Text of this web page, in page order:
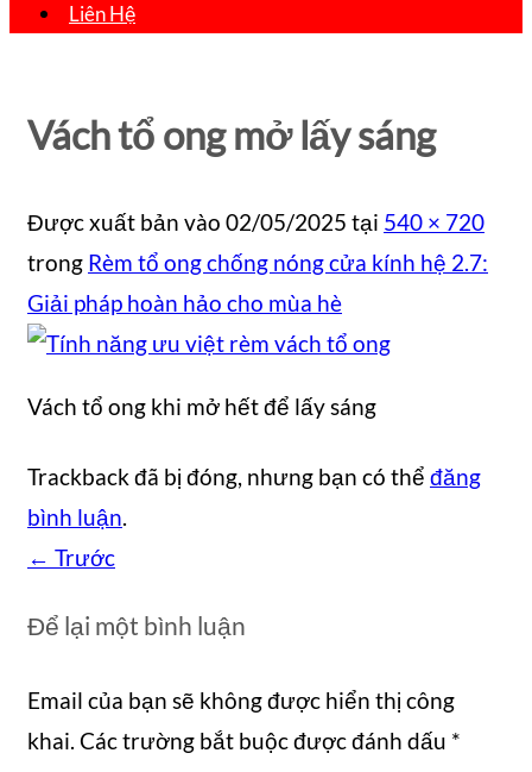
Liên Hệ
Vách tổ ong mở lấy sáng
Được xuất bản vào 02/05/2025 tại 540 × 720
trong Rèm tổ ong chống nóng cửa kính hệ 2.7:
Giải pháp hoàn hảo cho mùa hè
Vách tổ ong khi mở hết để lấy sáng
Trackback đã bị đóng, nhưng bạn có thể đăng
bình luận.
← Trước
Để lại một bình luận
Email của bạn sẽ không được hiển thị công
khai. Các trường bắt buộc được đánh dấu *